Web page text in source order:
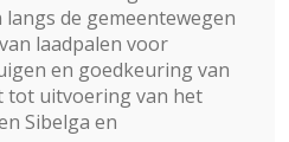
de gemeentewegen
laadpalen voor
en goedkeuring van
tot uitvoering van het
Sibelga en